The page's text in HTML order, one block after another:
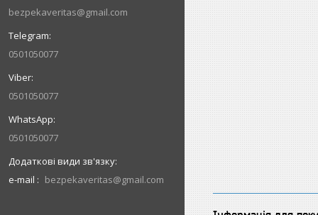
bezpekaveritas@gmail.com
0501050077
0501050077
0501050077
e-mail bezpekaveritas@gmail.com